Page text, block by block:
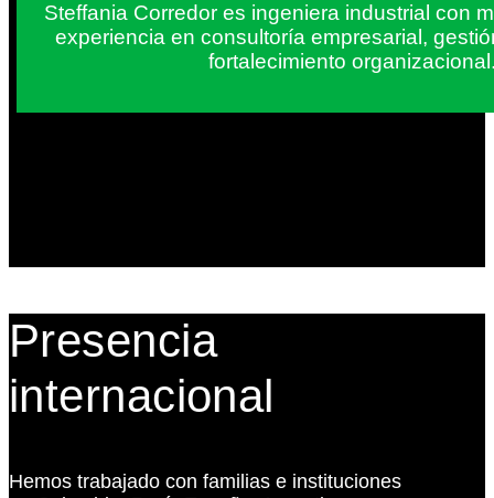
Steffania Corredor es ingeniera industrial con
experiencia en consultoría empresarial,
fortalecimiento
Presencia
internacional
Hemos trabajado con familias e instituciones